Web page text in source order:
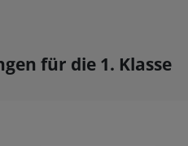
für die 1. Klasse